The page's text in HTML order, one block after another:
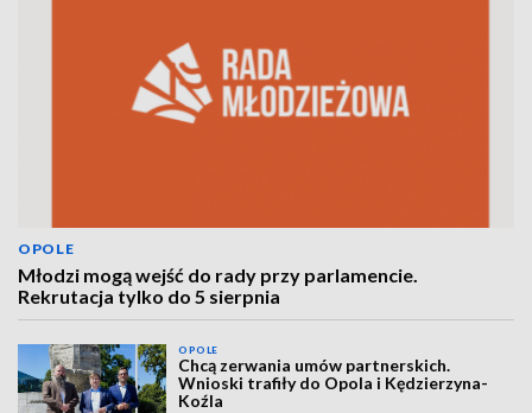
OPOLE
Młodzi mogą wejść do rady przy parlamencie.
Rekrutacja tylko do 5 sierpnia
OPOLE
Chcą zerwania umów partnerskich.
Wnioski trafiły do Opola i Kędzierzyna-
Koźla